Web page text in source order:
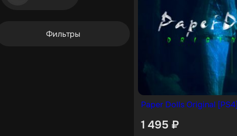
Фильтры
Paper Dolls Original [PS4]
1 495 ₽